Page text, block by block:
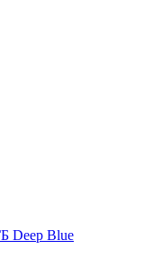
Deep Blue